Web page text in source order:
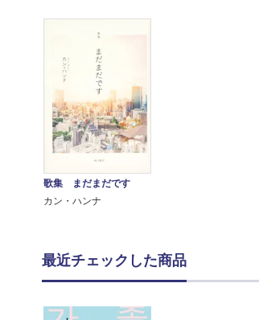
歌集 まだまだです
カン・ハンナ
最近チェックした商品